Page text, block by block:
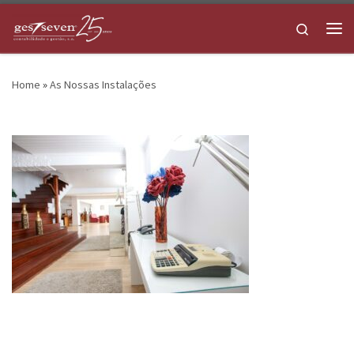
Skip to content
Search
Home »As Nossas Instalações